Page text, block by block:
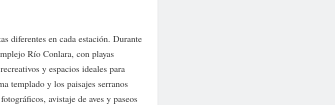
diferentes en cada estación. Durante
Río Conlara, con playas
y espacios ideales para
templado y los paisajes serranos
avistaje de aves y paseos